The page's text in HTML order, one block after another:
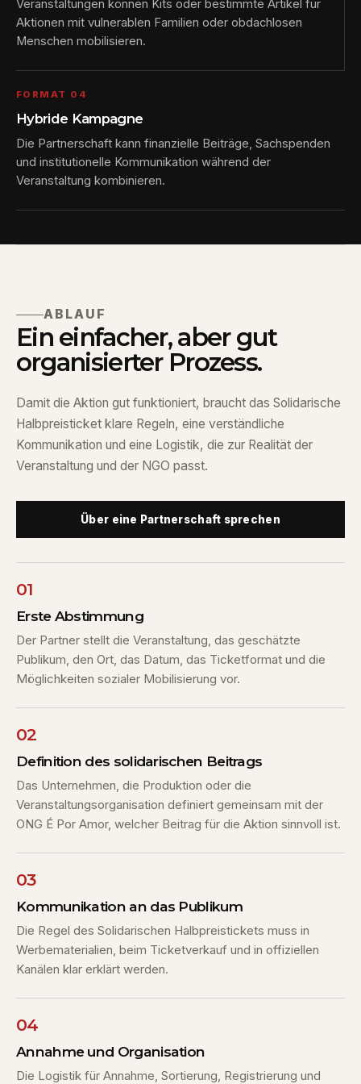
Veranstaltungen können Kits oder bestimmte Artikel für
Aktionen mit vulnerablen Familien oder obdachlosen
Menschen mobilisieren.
FORMAT 04
Hybride Kampagne
Die Partnerschaft kann finanzielle Beiträge, Sachspenden
und institutionelle Kommunikation während der
Veranstaltung kombinieren.
ABLAUF
Ein einfacher, aber gut
organisierter Prozess.
Damit die Aktion gut funktioniert, braucht das Solidarische
Halbpreisticket klare Regeln, eine verständliche
Kommunikation und eine Logistik, die zur Realität der
Veranstaltung und der NGO passt.
Über eine Partnerschaft sprechen
01
Erste Abstimmung
Der Partner stellt die Veranstaltung, das geschätzte
Publikum, den Ort, das Datum, das Ticketformat und die
Möglichkeiten sozialer Mobilisierung vor.
02
Definition des solidarischen Beitrags
Das Unternehmen, die Produktion oder die
Veranstaltungsorganisation definiert gemeinsam mit der
ONG É Por Amor, welcher Beitrag für die Aktion sinnvoll ist.
03
Kommunikation an das Publikum
Die Regel des Solidarischen Halbpreistickets muss in
Werbematerialien, beim Ticketverkauf und in offiziellen
Kanälen klar erklärt werden.
04
Annahme und Organisation
Die Logistik für Annahme, Sortierung, Registrierung und